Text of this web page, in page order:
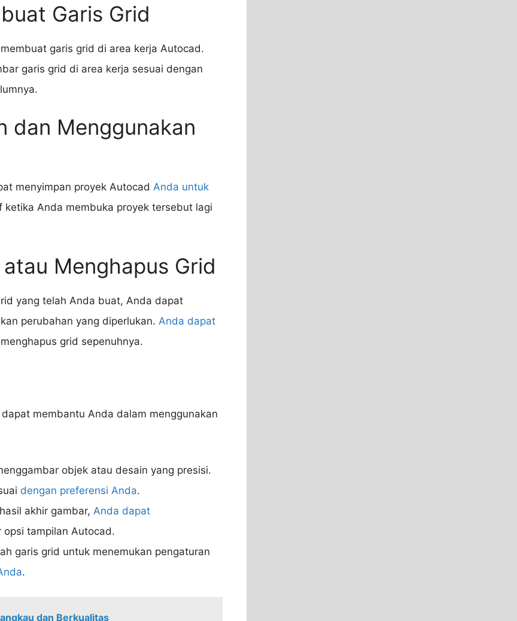
Garis Grid
garis grid di area kerja Autocad.
garis grid di area kerja sesuai dengan
dan Menggunakan
menyimpan proyek Autocad Anda untuk
Anda membuka proyek tersebut lagi
Menghapus Grid
yang telah Anda buat, Anda dapat
perubahan yang diperlukan. Anda dapat
grid sepenuhnya.
dapat membantu Anda dalam menggunakan
objek atau desain yang presisi.
dengan preferensi Anda.
akhir gambar, Anda dapat
opsi tampilan Autocad.
garis grid untuk menemukan pengaturan
.
dan Berkualitas